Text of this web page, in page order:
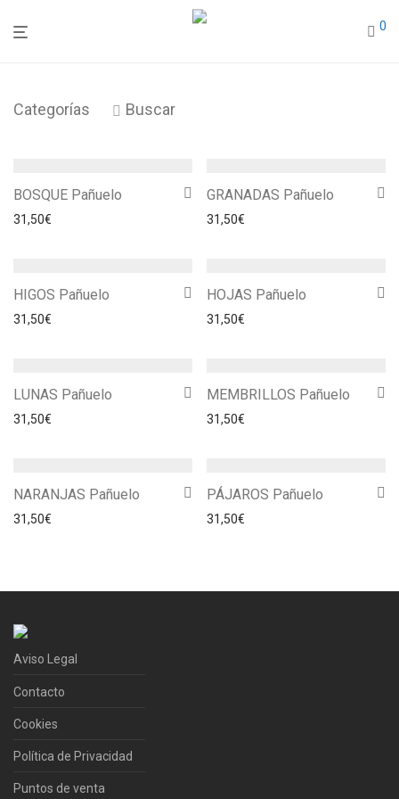
0
Categorías Buscar
BOSQUE Pañuelo
31,50€
GRANADAS Pañuelo
31,50€
HIGOS Pañuelo
31,50€
HOJAS Pañuelo
31,50€
LUNAS Pañuelo
31,50€
MEMBRILLOS Pañuelo
31,50€
NARANJAS Pañuelo
31,50€
PÁJAROS Pañuelo
31,50€
Aviso Legal
Contacto
Cookies
Política de Privacidad
Puntos de venta